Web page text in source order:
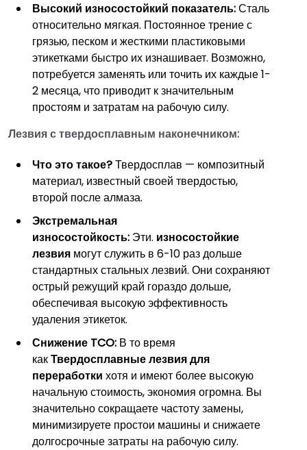
Высокий износостойкий показатель:Сталь
относительно мягкая. Постоянное трение с
грязью, песком и жесткими пластиковыми
этикетками быстро их изнашивает. Возможно,
потребуется заменять или точить их каждые 1-
2 месяца, что приводит к значительным
простоям и затратам на рабочую силу.
Лезвия с твердосплавным наконечником:
Что это такое?Твердосплав — композитный
материал, известный своей твердостью,
второй после алмаза.
Экстремальная
износостойкость: Эти. износостойкие
лезвия могут служить в 6-10 раз дольше
стандартных стальных лезвий. Они сохраняют
острый режущий край гораздо дольше,
обеспечивая высокую эффективность
удаления этикеток.
Снижение TCO: В то время
какТвердосплавные лезвия для
переработки хотя и имеют более высокую
начальную стоимость, экономия огромна. Вы
значительно сокращаете частоту замены,
минимизируете простои машины и снижаете
долгосрочные затраты на рабочую силу.